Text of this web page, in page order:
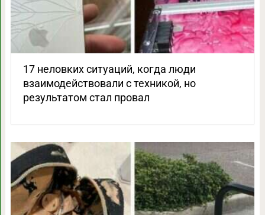
17 неловких ситуаций, когда люди
взаимодействовали с техникой, но
результатом стал провал